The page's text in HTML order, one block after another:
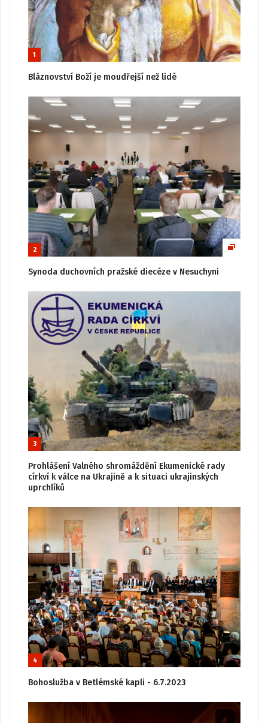
1
Bláznovství Boží je moudřejší než lidé
2
Synoda duchovních pražské diecéze v Nesuchyni
3
Prohlášení Valného shromáždění Ekumenické rady
církví k válce na Ukrajině a k situaci ukrajinských
uprchlíků
4
Bohoslužba v Betlémské kapli - 6.7.2023